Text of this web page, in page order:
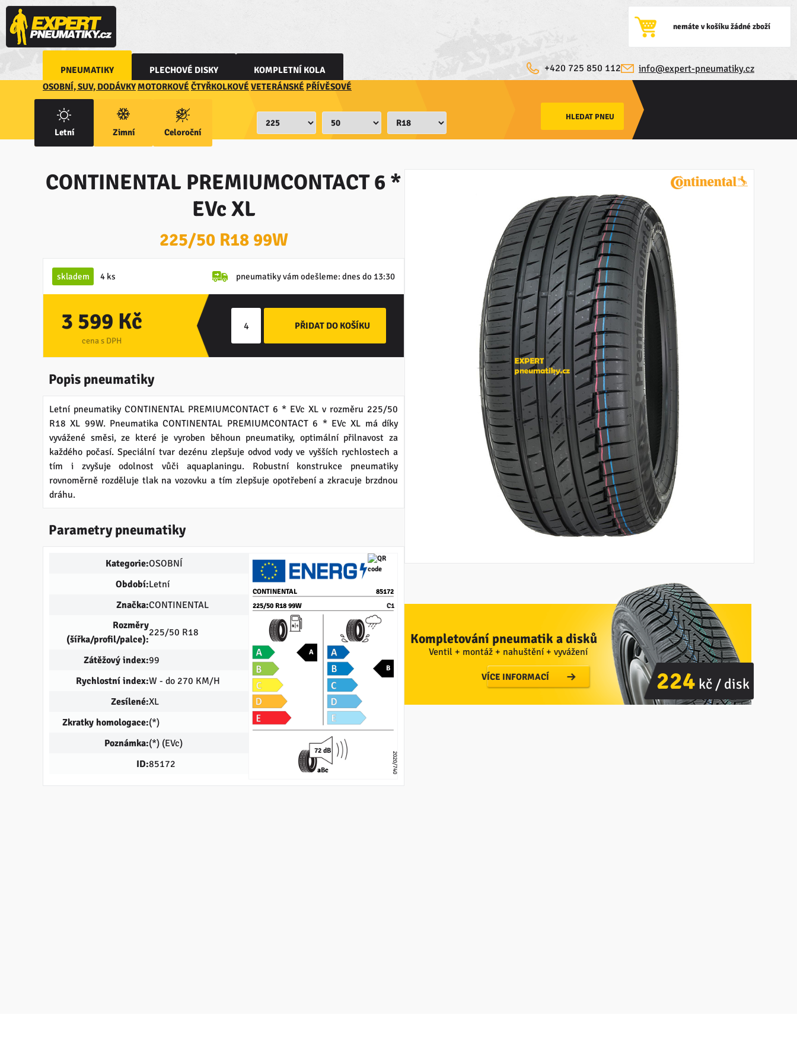
nemáte v košíku žádné zboží
PNEUMATIKY PLECHOVÉ DISKY KOMPLETNÍ KOLA info@expert-pneumatiky.cz
+420 725 850 112
OSOBNÍ, SUV, DODÁVKYMOTORKOVÉ ČTYŘKOLKOVÉ VETERÁNSKÉ PŘÍVĚSOVÉ
Letní Zimní Celoroční
Kompletování pneumatik a disků
Ventil + montáž + nahuštění + vyvážení
VÍCE INFORMACÍ 224 kč / disk
CONTINENTAL PREMIUMCONTACT 6 *
EVc XL
225/50 R18 99W
skladem 4 ks pneumatiky vám odešleme: dnes do 13:30
3 599 Kč
cena s DPH
Popis pneumatiky
Letní pneumatiky CONTINENTAL PREMIUMCONTACT 6 * EVc XL v rozměru 225/50
R18 XL 99W. Pneumatika CONTINENTAL PREMIUMCONTACT 6 * EVc XL má díky
vyvážené směsi, ze které je vyroben běhoun pneumatiky, optimální přilnavost za
každého počasí. Speciální tvar dezénu zlepšuje odvod vody ve vyšších rychlostech a
tím i zvyšuje odolnost vůči aquaplaningu. Robustní konstrukce pneumatiky
rovnoměrně rozděluje tlak na vozovku a tím zlepšuje opotřebení a zkracuje brzdnou
dráhu.
Parametry pneumatiky
Kategorie:OSOBNÍ
Období:Letní
Značka:CONTINENTAL
Rozměry
(šířka/profil/palce):
225/50 R18
Zátěžový index:99
Rychlostní index:W - do 270 KM/H
Zesílené:XL
Zkratky homologace:(*)
Poznámka:(*) (EVc)
ID:85172
225/50 R18 99W
CONTINENTAL 85172
A
B
72 dB
C1
2020/740
aBc